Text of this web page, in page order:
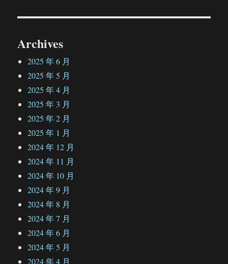
Archives
2025 年 6 月
2025 年 5 月
2025 年 4 月
2025 年 3 月
2025 年 2 月
2025 年 1 月
2024 年 12 月
2024 年 11 月
2024 年 10 月
2024 年 9 月
2024 年 8 月
2024 年 7 月
2024 年 6 月
2024 年 5 月
2024 年 4 月